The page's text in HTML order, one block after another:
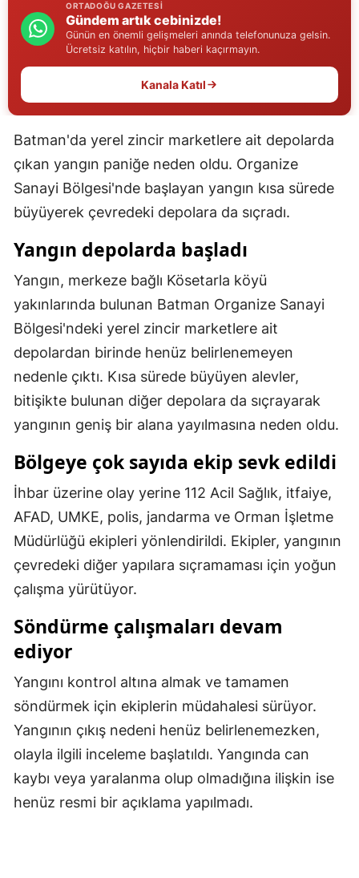
Eskişehir
Gaziantep
Giresun
Gümüşhane
Hakkari
Isparta
Mersin
İstanbul
İzmir
Kars
Kastamonu
Kayseri
Kırşehir
Konya
Kütahya
Manisa
Mardin
Muğla
Muş
Nevşehir
ORTADOĞU GAZETESI
Gündem artık cebinizde!
Günün en önemli gelişmeleri anında telefonunuza gelsin.
Ücretsiz katılın, hiçbir haberi kaçırmayın.
Kanala Katıl
Batman'da yerel zincir marketlere ait depolarda
çıkan yangın paniğe neden oldu. Organize
Sanayi Bölgesi'nde başlayan yangın kısa sürede
büyüyerek çevredeki depolara da sıçradı.
Yangın depolarda başladı
Yangın, merkeze bağlı Kösetarla köyü
yakınlarında bulunan Batman Organize Sanayi
Bölgesi'ndeki yerel zincir marketlere ait
depolardan birinde henüz belirlenemeyen
nedenle çıktı. Kısa sürede büyüyen alevler,
bitişikte bulunan diğer depolara da sıçrayarak
yangının geniş bir alana yayılmasına neden oldu.
Bölgeye çok sayıda ekip sevk edildi
İhbar üzerine olay yerine 112 Acil Sağlık, itfaiye,
AFAD, UMKE, polis, jandarma ve Orman İşletme
Müdürlüğü ekipleri yönlendirildi. Ekipler, yangının
çevredeki diğer yapılara sıçramaması için yoğun
çalışma yürütüyor.
Söndürme çalışmaları devam
ediyor
Yangını kontrol altına almak ve tamamen
söndürmek için ekiplerin müdahalesi sürüyor.
Yangının çıkış nedeni henüz belirlenemezken,
olayla ilgili inceleme başlatıldı. Yangında can
kaybı veya yaralanma olup olmadığına ilişkin ise
henüz resmi bir açıklama yapılmadı.